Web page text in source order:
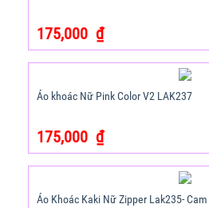
175,000 ₫
Áo khoác Nữ Pink Color V2 LAK237
175,000 ₫
Áo Khoác Kaki Nữ Zipper Lak235- Cam